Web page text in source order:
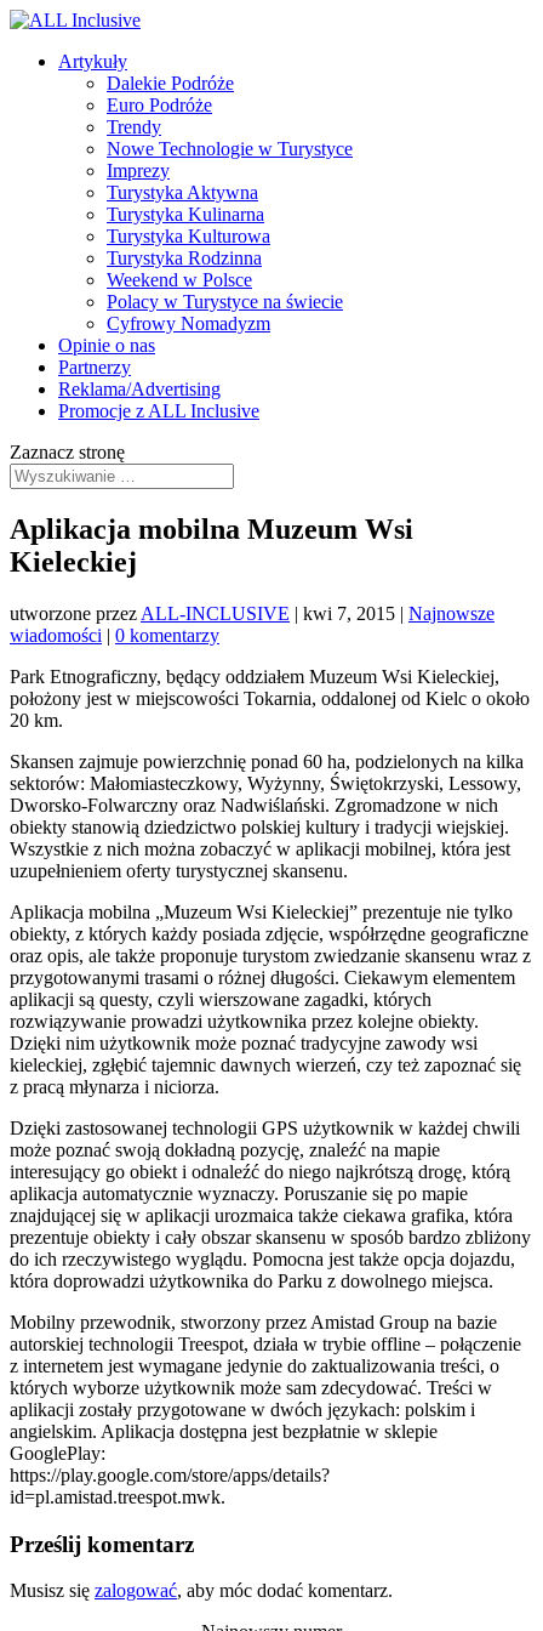
Artykuły
Dalekie Podróże
Euro Podróże
Trendy
Nowe Technologie w Turystyce
Imprezy
Turystyka Aktywna
Turystyka Kulinarna
Turystyka Kulturowa
Turystyka Rodzinna
Weekend w Polsce
Polacy w Turystyce na świecie
Cyfrowy Nomadyzm
Opinie o nas
Partnerzy
Reklama/Advertising
Promocje z ALL Inclusive
Zaznacz stronę
Aplikacja mobilna Muzeum Wsi
Kieleckiej
utworzone przez ALL-INCLUSIVE | kwi 7, 2015 | Najnowsze
wiadomości | 0 komentarzy
Park Etnograficzny, będący oddziałem Muzeum Wsi Kieleckiej,
położony jest w miejscowości Tokarnia, oddalonej od Kielc o około
20 km.
Skansen zajmuje powierzchnię ponad 60 ha, podzielonych na kilka
sektorów: Małomiasteczkowy, Wyżynny, Świętokrzyski, Lessowy,
Dworsko-Folwarczny oraz Nadwiślański. Zgromadzone w nich
obiekty stanowią dziedzictwo polskiej kultury i tradycji wiejskiej.
Wszystkie z nich można zobaczyć w aplikacji mobilnej, która jest
uzupełnieniem oferty turystycznej skansenu.
Aplikacja mobilna „Muzeum Wsi Kieleckiej” prezentuje nie tylko
obiekty, z których każdy posiada zdjęcie, współrzędne geograficzne
oraz opis, ale także proponuje turystom zwiedzanie skansenu wraz z
przygotowanymi trasami o różnej długości. Ciekawym elementem
aplikacji są questy, czyli wierszowane zagadki, których
rozwiązywanie prowadzi użytkownika przez kolejne obiekty.
Dzięki nim użytkownik może poznać tradycyjne zawody wsi
kieleckiej, zgłębić tajemnic dawnych wierzeń, czy też zapoznać się
z pracą młynarza i niciorza.
Dzięki zastosowanej technologii GPS użytkownik w każdej chwili
może poznać swoją dokładną pozycję, znaleźć na mapie
interesujący go obiekt i odnaleźć do niego najkrótszą drogę, którą
aplikacja automatycznie wyznaczy. Poruszanie się po mapie
znajdującej się w aplikacji urozmaica także ciekawa grafika, która
prezentuje obiekty i cały obszar skansenu w sposób bardzo zbliżony
do ich rzeczywistego wyglądu. Pomocna jest także opcja dojazdu,
która doprowadzi użytkownika do Parku z dowolnego miejsca.
Mobilny przewodnik, stworzony przez Amistad Group na bazie
autorskiej technologii Treespot, działa w trybie offline – połączenie
z internetem jest wymagane jedynie do zaktualizowania treści, o
których wyborze użytkownik może sam zdecydować. Treści w
aplikacji zostały przygotowane w dwóch językach: polskim i
angielskim. Aplikacja dostępna jest bezpłatnie w sklepie
GooglePlay:
https://play.google.com/store/apps/details?
id=pl.amistad.treespot.mwk.
Prześlij komentarz
Musisz się zalogować, aby móc dodać komentarz.